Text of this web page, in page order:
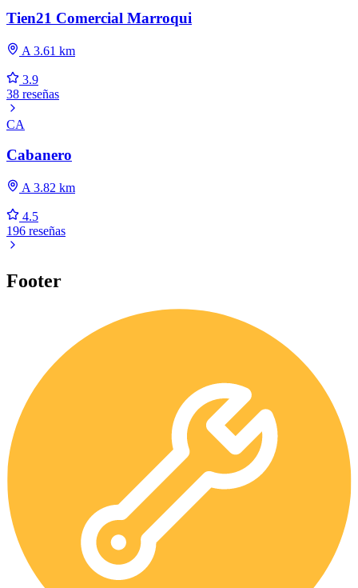
Tien21 Comercial Marroqui
A 3.61 km
3.9
38 reseñas
CA
Cabanero
A 3.82 km
4.5
196 reseñas
Footer